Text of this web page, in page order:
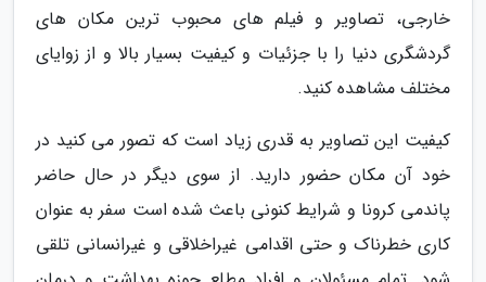
خارجی، تصاویر و فیلم های محبوب ترین مکان های
گردشگری دنیا را با جزئیات و کیفیت بسیار بالا و از زوایای
مختلف مشاهده کنید.
کیفیت این تصاویر به قدری زیاد است که تصور می کنید در
خود آن مکان حضور دارید. از سوی دیگر در حال حاضر
پاندمی کرونا و شرایط کنونی باعث شده است سفر به عنوان
کاری خطرناک و حتی اقدامی غیراخلاقی و غیرانسانی تلقی